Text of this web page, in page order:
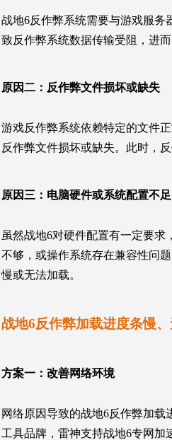
战地6反作弊系统需要与游戏服务
致反作弊系统数据传输受阻，进
原因二： 反作弊文件损坏或缺失
游戏反作弊系统依赖特定的文件
反作弊文件损坏或缺失。此时，
原因三： 电脑硬件或系统配置不足
虽然战地6对硬件配置有一定要
不够，或操作系统存在兼容性问
慢或无法加载。
战地6反作弊加载进度条慢
方案一： 改善网络环境
网络原因导致的战地6反作弊加
工具品牌，雷神支持战地6专网